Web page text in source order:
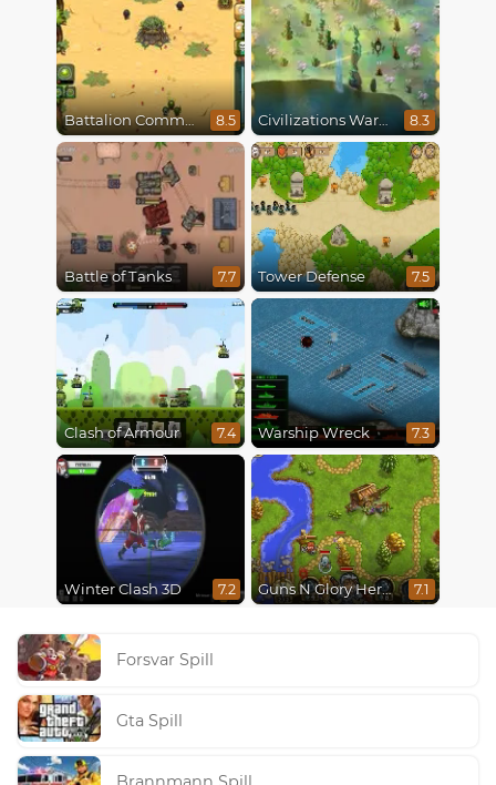
Battalion Commander 8.5 Civilizations Wars Master Edition 8.3
Battle of Tanks 7.7 Tower Defense 7.5
Clash of Armour 7.4 Warship Wreck 7.3
Winter Clash 3D 7.2 Guns N Glory Heroes 7.1
Forsvar Spill
Gta Spill